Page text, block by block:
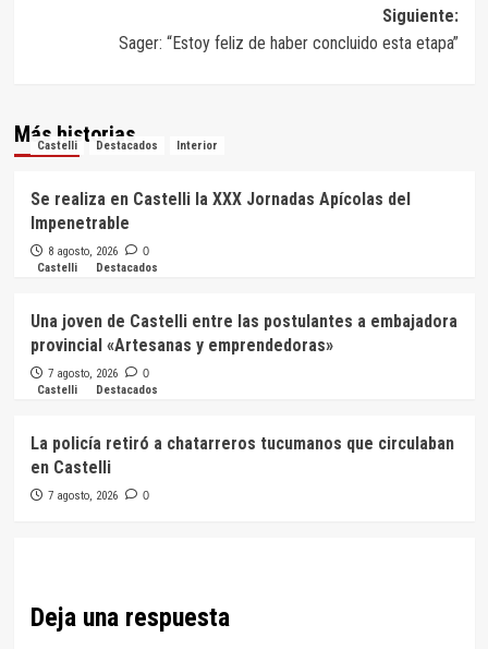
Siguiente:
Sager: “Estoy feliz de haber concluido esta etapa”
Más historias
Castelli Destacados Interior
Se realiza en Castelli la XXX Jornadas Apícolas del
Impenetrable
8 agosto, 2026 0
Castelli Destacados
Una joven de Castelli entre las postulantes a embajadora
provincial «Artesanas y emprendedoras»
7 agosto, 2026 0
Castelli Destacados
La policía retiró a chatarreros tucumanos que circulaban
en Castelli
7 agosto, 2026 0
Deja una respuesta